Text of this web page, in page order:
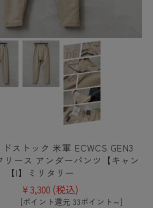
ストック 米軍 ECWCS GEN3
リース アンダーパンツ【キャン
【I】ミリタリー
¥3,300 (税込)
[ポイント還元 33ポイント～]